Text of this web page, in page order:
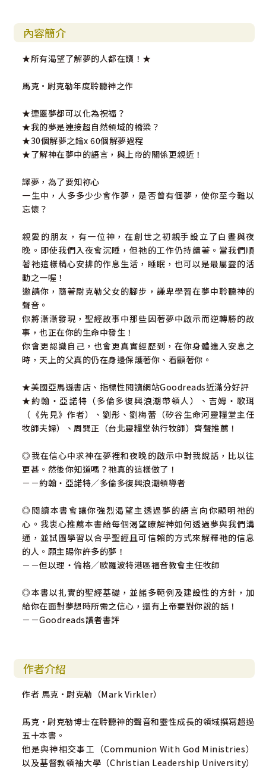
內容簡介
★所有渴望了解夢的人都在讀！★
馬克•尉克勒年度聆聽神之作
★連噩夢都可以化為祝福？
★我的夢是連接超自然領域的橋梁？
★30個解夢之鑰x 60個解夢過程
★了解神在夢中的語言，與上帝的關係更親近！
譯夢，為了要知祢心
一生中，人多多少少會作夢，是否曾有個夢，使你至今難以
忘懷？
親愛的朋友，有一位神，在創世之初親手設立了白晝與夜
晚。即使我們入夜會沉睡，但祂的工作仍持續著。當我們順
著祂這樣精心安排的作息生活，睡眠，也可以是最屬靈的活
動之一喔！
邀請你，隨著尉克勒父女的腳步，謙卑學習在夢中聆聽神的
聲音。
你將漸漸發現，聖經故事中那些因著夢中啟示而逆轉勝的故
事，也正在你的生命中發生！
你會更認識自己，也會更真實經歷到，在你身體進入安息之
時，天上的父真的仍在身邊保護著你、看顧著你。
★美國亞馬遜書店、指標性閱讀網站Goodreads近滿分好評
★約翰‧亞諾特（多倫多復興浪潮帶領人）、吉姆‧歌珥
（《先見》作者）、劉彤、劉梅蕾（矽谷生命河靈糧堂主任
牧師夫婦）、周巽正（台北靈糧堂執行牧師）齊聲推薦！
◎我在信心中求神在夢裡和夜晚的啟示中對我說話，比以往
更甚。然後你知道嗎？祂真的這樣做了！
－－約翰‧亞諾特／多倫多復興浪潮領導者
◎閱讀本書會讓你強烈渴望主透過夢的語言向你顯明祂的
心。我衷心推薦本書給每個渴望瞭解神如何透過夢與我們溝
通，並試圖學習以合乎聖經且可信賴的方式來解釋祂的信息
的人。願主賜你許多的夢！
－－但以理‧倫格／歐羅波特港區福音教會主任牧師
◎本書以扎實的聖經基礎，並諸多範例及建設性的方針，加
給你在面對夢想時所需之信心，還有上帝要對你說的話！
－－Goodreads讀者書評
作者介紹
作者 馬克•尉克勒（Mark Virkler）
馬克•尉克勒博士在聆聽神的聲音和靈性成長的領域撰寫超過
五十本書。
他是與神相交事工（Communion With God Ministries）
以及基督教領袖大學（Christian Leadership University）